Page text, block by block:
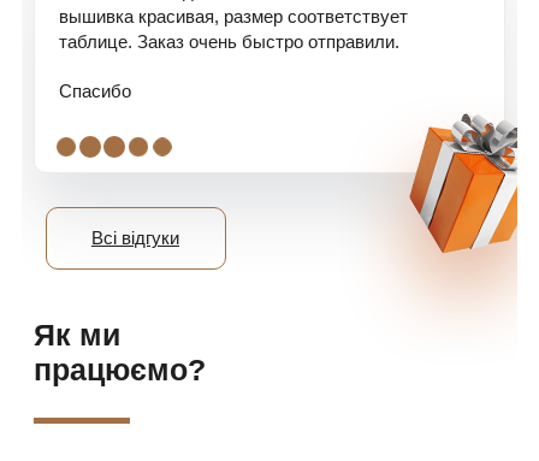
вышивка красивая, размер соответствует
таблице. Заказ очень быстро отправили.
Спасибо
. . . . .
Всі відгуки
Як ми
працюємо?